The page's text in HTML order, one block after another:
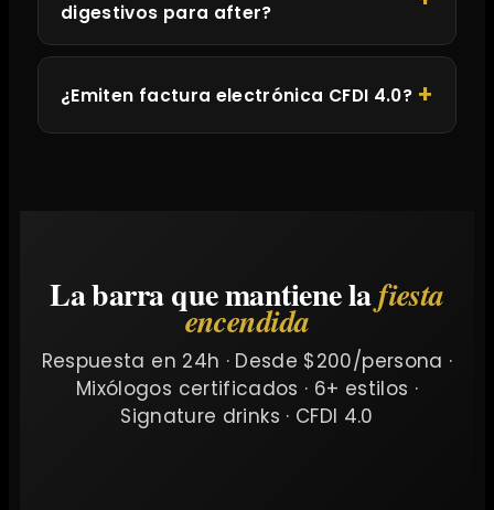
digestivos para after?
¿Emiten factura electrónica CFDI 4.0?
La barra que mantiene lafiesta
encendida
Respuesta en 24h · Desde $200/persona ·
Mixólogos certificados · 6+ estilos ·
Signature drinks · CFDI 4.0